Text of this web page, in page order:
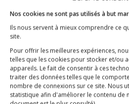
Nos cookies ne sont pas utilisés à but
Ils nous servent à mieux comprendre ce
site.
Pour offrir les meilleures expériences,
telles que les cookies pour stocker et/ou
appareils. Le fait de consentir à ces
traiter des données telles que le
nombre de connexions sur ce site. Nous
statistique afin d'améliorer le contenu de
Association E3M